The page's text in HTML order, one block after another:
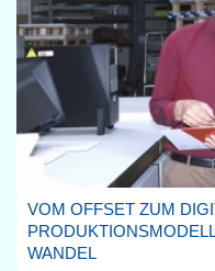
VOM OFFSET ZUM
WANDEL